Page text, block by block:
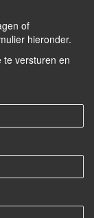
of
hieronder.
te versturen en